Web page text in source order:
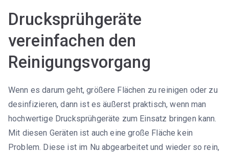
Drucksprühgeräte
vereinfachen den
Reinigungsvorgang
Wenn es darum geht, größere Flächen zu reinigen oder zu
desinfizieren, dann ist es äußerst praktisch, wenn man
hochwertige Drucksprühgeräte zum Einsatz bringen kann.
Mit diesen Geräten ist auch eine große Fläche kein
Problem. Diese ist im Nu abgearbeitet und wieder so rein,